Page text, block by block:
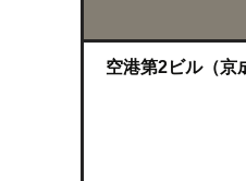
空港第2ビル（京